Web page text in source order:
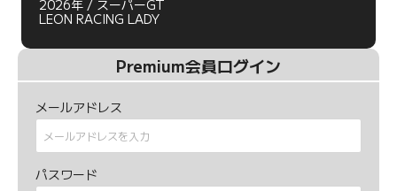
2026年 / スーパーGT
LEON RACING LADY
Premium会員ログイン
メールアドレス
パスワード